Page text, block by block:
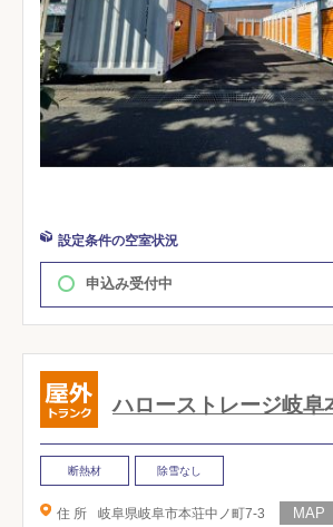
設定条件の空室状況
申込み受付中
ハローストレージ岐阜
断熱材 除雪なし
住 所 岐阜県岐阜市本荘中ノ町7-3